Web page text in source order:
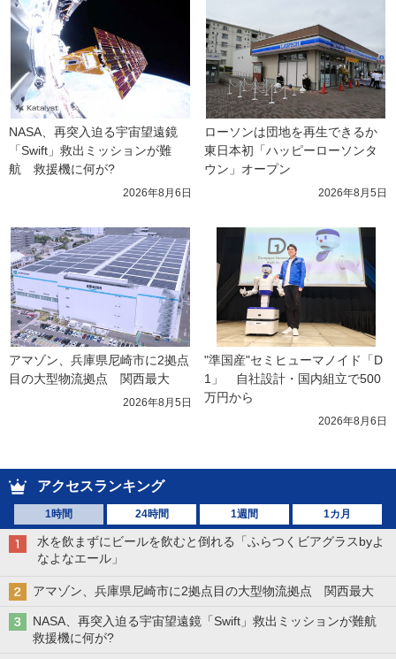
NASA、再突入迫る宇宙望遠鏡
「Swift」救出ミッションが難
航　救援機に何が?
2026年8月6日
ローソンは団地を再生できるか
東日本初「ハッピーローソンタ
ウン」オープン
2026年8月5日
アマゾン、兵庫県尼崎市に2拠点
目の大型物流拠点　関西最大
2026年8月5日
"準国産"セミヒューマノイド「D
1」　自社設計・国内組立で500
万円から
2026年8月6日
アクセスランキング
1時間 24時間 1週間 1カ月
水を飲まずにビールを飲むと倒れる「ふらつくビアグラスbyよ
なよなエール」
アマゾン、兵庫県尼崎市に2拠点目の大型物流拠点 関西最大
NASA、再突入迫る宇宙望遠鏡「Swift」救出ミッションが難航
救援機に何が?